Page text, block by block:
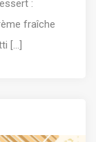
:
fraîche
[...]